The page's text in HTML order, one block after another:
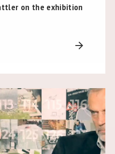
on the exhibition
arrow_forward